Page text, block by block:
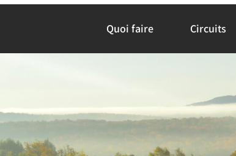
Quoi faire Circuits